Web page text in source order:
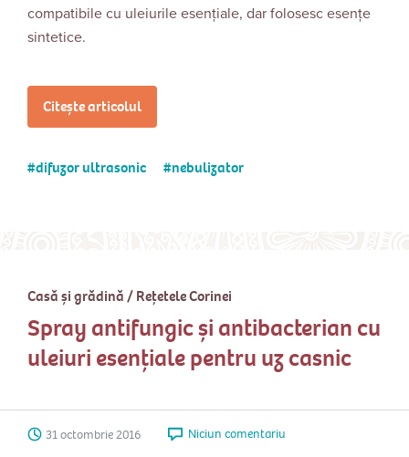
compatibile cu uleiurile esențiale, dar folosesc esențe
sintetice.
Citește articolul
difuzor ultrasonic nebulizator
Casă și grădină/Rețetele Corinei
Spray antifungic și antibacterian cu
uleiuri esențiale pentru uz casnic
31 octombrie 2016 Niciun comentariu